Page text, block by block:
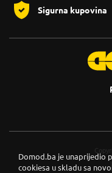
Sigurna kupovina
Domod.ba je unaprijedio
cookiesa u skladu sa